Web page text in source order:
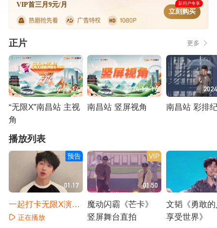
VIP首三月9元/月 新用户专享
立刻购买
正片 更多
2024-12-14
“无限X”南昌站 主视
角
正在播放
2024-12-14
南昌站 竖屏视角 南昌站 彩排
播放列表
01:17
预告
一起打卡无限X演唱
会 正在播放
01:50
VIP
魔动闪霸《芒卡》
竖屏舞台直拍
文韬《勇敢
享受世界》